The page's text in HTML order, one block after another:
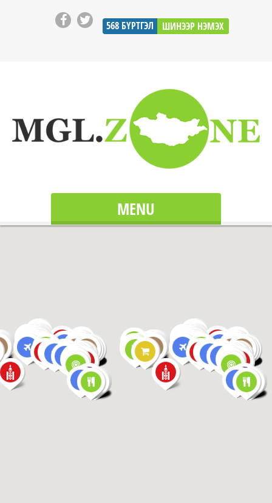
568 БҮРТГЭЛ ШИНЭЭР НЭМЭХ
MENU